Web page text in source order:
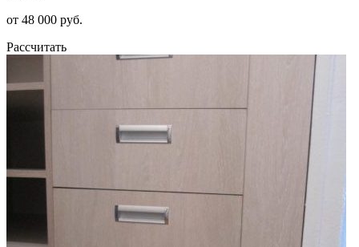
от 48 000 руб.
Рассчитать